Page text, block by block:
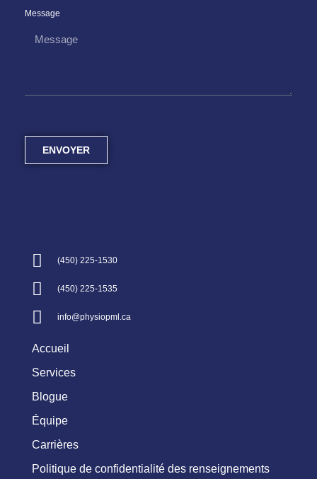
Message
ENVOYER
(450) 225-1530
(450) 225-1535
info@physiopml.ca
Accueil
Services
Blogue
Équipe
Carrières
Politique de confidentialité des renseignements